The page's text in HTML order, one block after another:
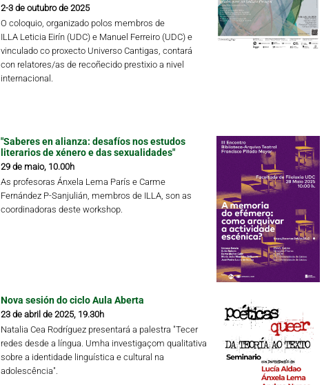
2-3 de outubro de 2025
O coloquio, organizado polos membros de
ILLA Leticia Eirín (UDC) e Manuel Ferreiro (UDC) e
vinculado co proxecto Universo Cantigas, contará
con relatores/as de recoñecido prestixio a nivel
internacional.
"Saberes en alianza: desafíos nos estudos
literarios de xénero e das sexualidades"
29 de maio, 10.00h
As profesoras Ánxela Lema París e Carme
Fernández P-Sanjulián, membros de ILLA, son as
coordinadoras deste workshop.
Nova sesión do ciclo Aula Aberta
23 de abril de 2025, 19.30h
Natalia Cea Rodríguez presentará a palestra "Tecer
redes desde a língua. Umha investigaçom qualitativa
sobre a identidade linguística e cultural na
adolescência".